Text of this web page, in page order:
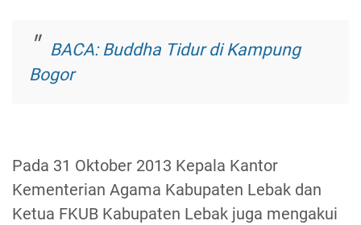
BACA: Buddha Tidur di Kampung
Bogor
Pada 31 Oktober 2013 Kepala Kantor
Kementerian Agama Kabupaten Lebak dan
Ketua FKUB Kabupaten Lebak juga mengakui